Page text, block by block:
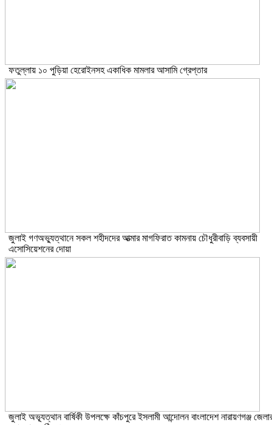
ফতুল্লায় ১০ পুড়িয়া হেরোইনসহ একাধিক মামলার আসামি গ্রেপ্তার
জুলাই গণঅভ্যুত্থানে সকল শহীদদের আত্মার মাগফিরাত কামনায় চৌধুরীবাড়ি ব্যবসায়ী
এসোসিয়েশনের দোয়া
জুলাই অভ্যূত্থান বার্ষিকী উপলক্ষে কাঁচপুরে ইসলামী আন্দোলন বাংলাদেশ নারায়ণগঞ্জ